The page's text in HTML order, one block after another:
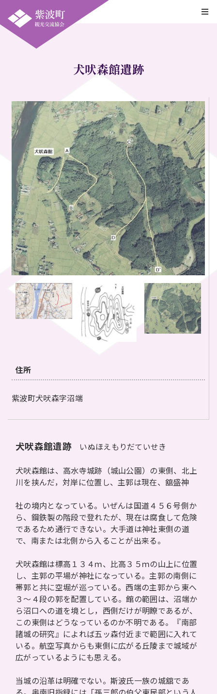
犬吠森館遺跡
住所
紫波町犬吠森字沼端
犬吠森館遺跡いぬほえもりだていせき
犬吠森館は、高水寺城跡（城山公園）の東側、北上
川を挟んだ，対岸に位置し、主郭は現在、舘盛神
社の境内となっている。いぜんは国道４５６号側か
ら、鋼鉄製の階段で登れたが、現在は腐食して危険
であるため通行できない。大手道は神社東側の道
で、南または北側から入ることが出来る。
犬吠森館は標高１３４ｍ、比高３５ｍの山上に位置
し、主郭の平場が神社になっている。主郭の南側に
帯郭と共に空堀が巡っている。西端の主郭から東へ
３～４段の郭を配置している。館の範囲は、沼端か
ら沼口への道を境とし，西側だけが明瞭であるが、
この東側はどうなっているのか不明である。『南部
諸城の研究』によれば五ッ森付近まで範囲に入れて
いる。航空写真からも東側に広がる丘陵まで城域が
広がっているようにも思える。
当城の沿革は明確でない。斯波氏一族の城舘であ